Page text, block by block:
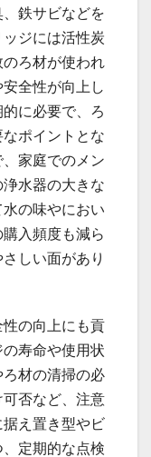
鉄サビなどを
ジには活性炭
ろ材が使われ
全性が向上し
に必要で、ろ
ポイントとな
家庭でのメン
水器の大きな
の味やにおい
入頻度も減ら
しい面があり
の向上にも貢
寿命や使用状
材の清掃の必
否など、注意
え置き型やビ
定期的な点検